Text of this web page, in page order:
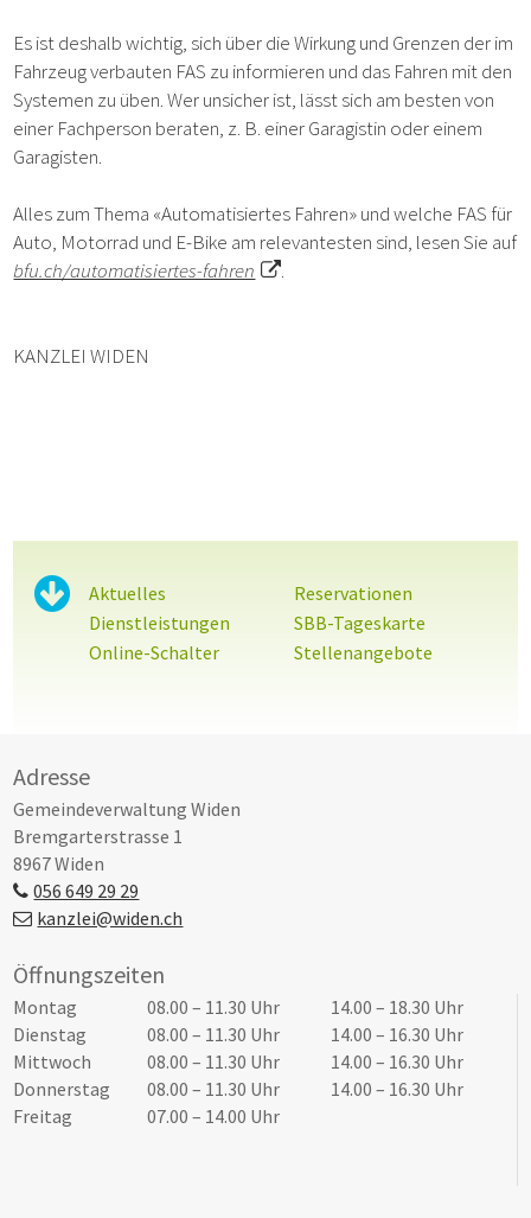
Es ist deshalb wichtig, sich über die Wirkung und Grenzen der im
Fahrzeug verbauten FAS zu informieren und das Fahren mit den
Systemen zu üben. Wer unsicher ist, lässt sich am besten von
einer Fachperson beraten, z. B. einer Garagistin oder einem
Garagisten.
Alles zum Thema «Automatisiertes Fahren» und welche FAS für
Auto, Motorrad und E-Bike am relevantesten sind, lesen Sie auf
bfu.ch/automatisiertes-fahren
.
KANZLEI WIDEN
Sidebar
Aktuelles
Dienstleistungen
Online-Schalter
Reservationen
SBB-Tageskarte
Stellenangebote
Footer
Adresse
Gemeindeverwaltung Widen
Bremgarterstrasse 1
8967 Widen
056 649 29 29
kanzlei@widen.ch
Öffnungszeiten
TagÖffnungszeiten VormittagÖffnungszeiten Nachmittag
Montag 08.00 – 11.30 Uhr
14.00 – 18.30 Uhr
Dienstag
08.00 – 11.30 Uhr
14.00 – 16.30 Uhr
Mittwoch
08.00 – 11.30 Uhr
14.00 – 16.30 Uhr
Donnerstag
08.00 – 11.30 Uhr
14.00 – 16.30 Uhr
Freitag
07.00 – 14.00 Uhr